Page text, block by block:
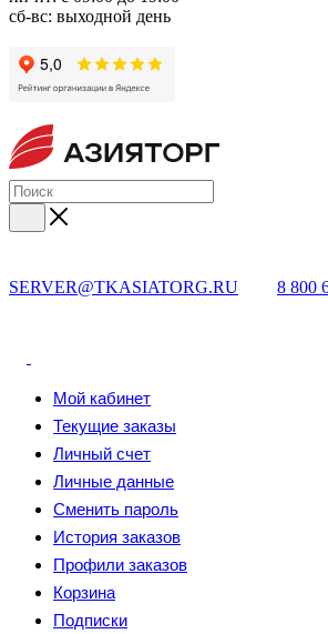
сб-вс: выходной день
SERVER@TKASIATORG.RU 8 800
Мой кабинет
Текущие заказы
Личный счет
Личные данные
Сменить пароль
История заказов
Профили заказов
Корзина
Подписки